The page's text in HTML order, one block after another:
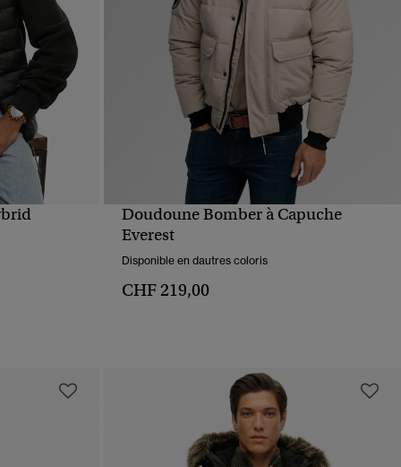
APERÇU RAPIDE
Doudoune Bomber à Capuche
Everest
Disponible en dautres coloris
CHF 219,00